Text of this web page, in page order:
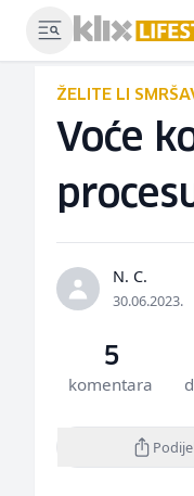
ŽELITE LI
Voće
N. C.
30.06.2023.
5
komentara